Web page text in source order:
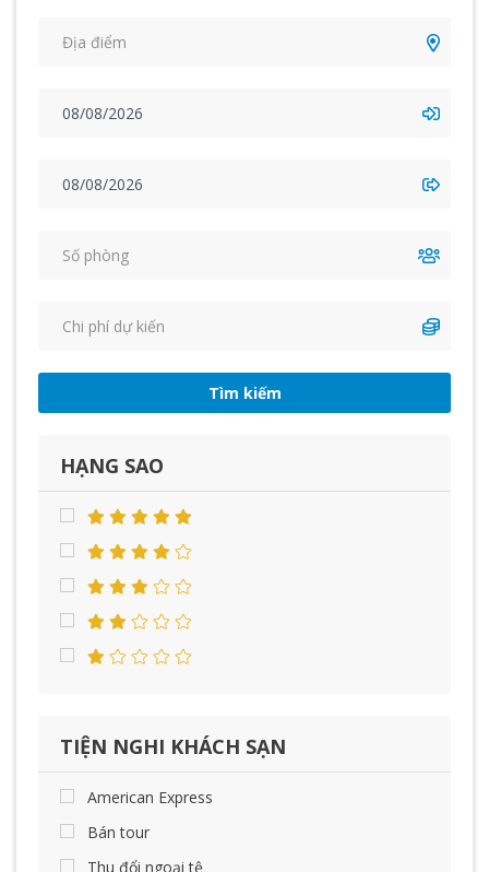
Tìm kiếm
HẠNG SAO
TIỆN NGHI KHÁCH SẠN
American Express
Bán tour
Thu đổi ngoại tệ